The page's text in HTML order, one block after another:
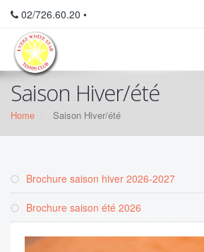
02/726.60.20 •
Saison Hiver/été
Home Saison Hiver/été
Brochure saison hiver 2026-2027
Brochure saison été 2026